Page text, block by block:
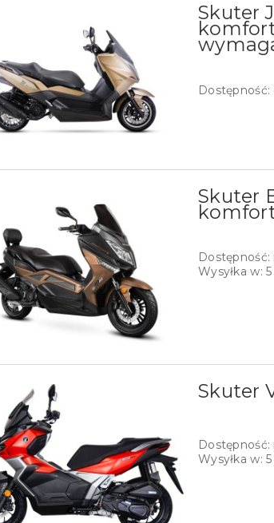
Skuter
Dostępność:
Skuter
Dostępność:
Wysyłka w:
Skuter
Dostępność:
Wysyłka w: